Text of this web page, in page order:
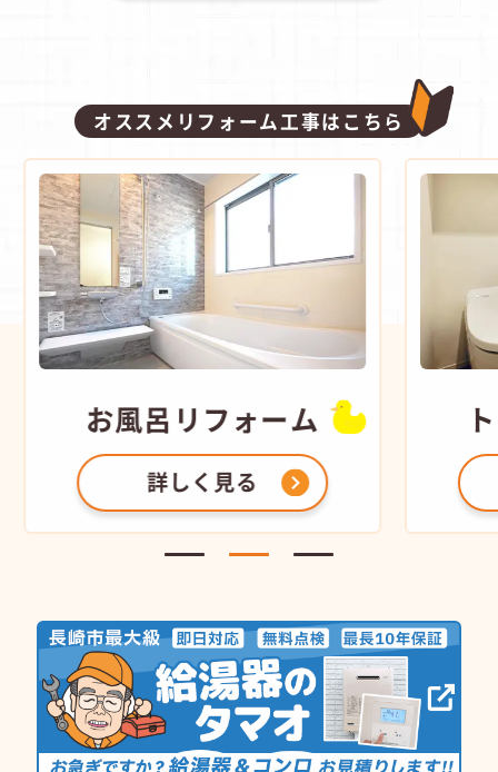
オススメリフォーム工事はこちら
お風呂 リフォーム
詳しく見る